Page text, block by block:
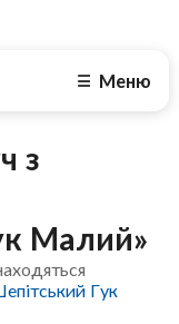
☰ Меню
з
Малий»
Гук